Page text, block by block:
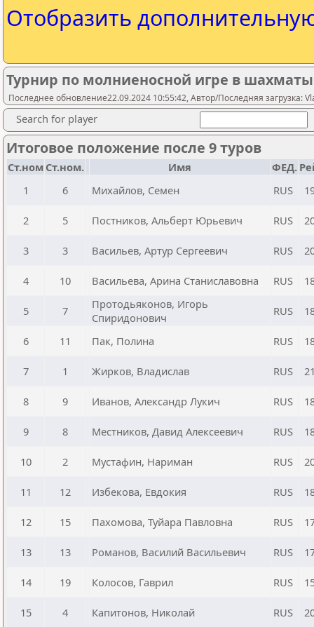
Отобразить
Турнир по молниеносной игре в
Последнее обновление22.09.2024 10:55:42, Автор/Последняя загрузка:
Search for player
Итоговое положение после 9 туров
Ст.ном Ст.ном. Имя ФЕД.
1
6 Михайлов, Семен RUS
2 5 Постников, Альберт Юрьевич RUS
3 3 Васильев, Артур Сергеевич RUS
4 10 Васильева, Арина Станиславовна RUS
5 7
Протодьяконов, Игорь
Спиридонович
RUS
6 11 Пак, Полина RUS
7 1 Жирков, Владислав RUS
8 9 Иванов, Александр Лукич RUS
9 8 Местников, Давид Алексеевич RUS
10 2 Мустафин, Нариман RUS
11 12 Избекова, Евдокия RUS
12 15 Пахомова, Туйара Павловна RUS
13 13 Романов, Василий Васильевич RUS
14 19 Колосов, Гаврил RUS
15 4 Капитонов, Николай RUS